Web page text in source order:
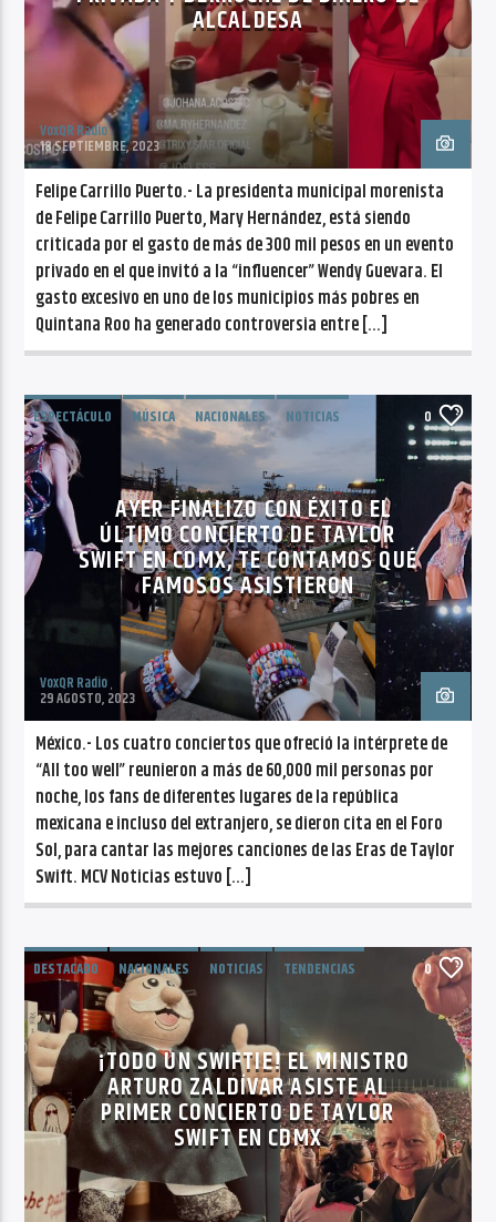
ALCALDESA
VoxQR Radio
18 SEPTIEMBRE, 2023
Felipe Carrillo Puerto.- La presidenta municipal morenista
de Felipe Carrillo Puerto, Mary Hernández, está siendo
criticada por el gasto de más de 300 mil pesos en un evento
privado en el que invitó a la “influencer” Wendy Guevara. El
gasto excesivo en uno de los municipios más pobres en
Quintana Roo ha generado controversia entre […]
ESPECTÁCULO MÚSICA NACIONALES
NOTICIAS
TENDENCIAS
0
AYER FINALIZO CON ÉXITO EL
ÚLTIMO CONCIERTO DE TAYLOR
SWIFT EN CDMX, TE CONTAMOS QUÉ
FAMOSOS ASISTIERON
VoxQR Radio
29 AGOSTO, 2023
México.- Los cuatro conciertos que ofreció la intérprete de
“All too well” reunieron a más de 60,000 mil personas por
noche, los fans de diferentes lugares de la república
mexicana e incluso del extranjero, se dieron cita en el Foro
Sol, para cantar las mejores canciones de las Eras de Taylor
Swift. MCV Noticias estuvo […]
DESTACADO NACIONALES NOTICIAS TENDENCIAS 0
¡TODO UN SWIFTIE! EL MINISTRO
ARTURO ZALDÍVAR ASISTE AL
PRIMER CONCIERTO DE TAYLOR
SWIFT EN CDMX